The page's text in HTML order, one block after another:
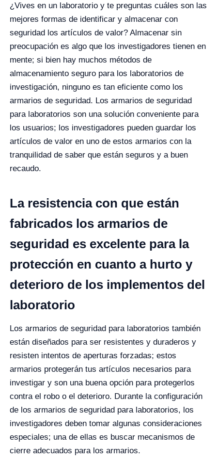
¿Vives en un laboratorio y te preguntas cuáles son las
mejores formas de identificar y almacenar con
seguridad los artículos de valor? Almacenar sin
preocupación es algo que los investigadores tienen en
mente; si bien hay muchos métodos de
almacenamiento seguro para los laboratorios de
investigación, ninguno es tan eficiente como los
armarios de seguridad. Los armarios de seguridad
para laboratorios son una solución conveniente para
los usuarios; los investigadores pueden guardar los
artículos de valor en uno de estos armarios con la
tranquilidad de saber que están seguros y a buen
recaudo.
La resistencia con que están
fabricados los armarios de
seguridad es excelente para la
protección en cuanto a hurto y
deterioro de los implementos del
laboratorio
Los armarios de seguridad para laboratorios también
están diseñados para ser resistentes y duraderos y
resisten intentos de aperturas forzadas; estos
armarios protegerán tus artículos necesarios para
investigar y son una buena opción para protegerlos
contra el robo o el deterioro. Durante la configuración
de los armarios de seguridad para laboratorios, los
investigadores deben tomar algunas consideraciones
especiales; una de ellas es buscar mecanismos de
cierre adecuados para los armarios.